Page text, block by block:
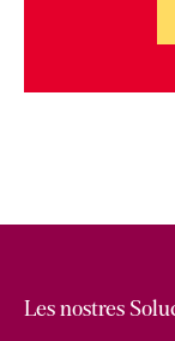
Les nostres